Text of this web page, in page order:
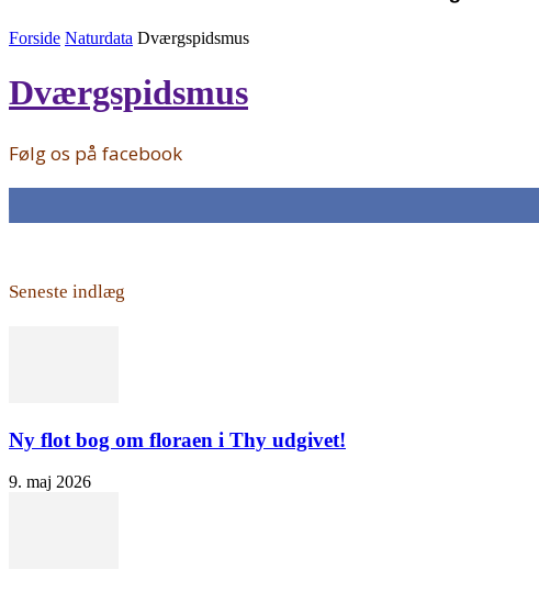
Forside Naturdata Dværgspidsmus
Dværgspidsmus
Følg os på facebook
Seneste indlæg
Ny flot bog om floraen i Thy udgivet!
9. maj 2026